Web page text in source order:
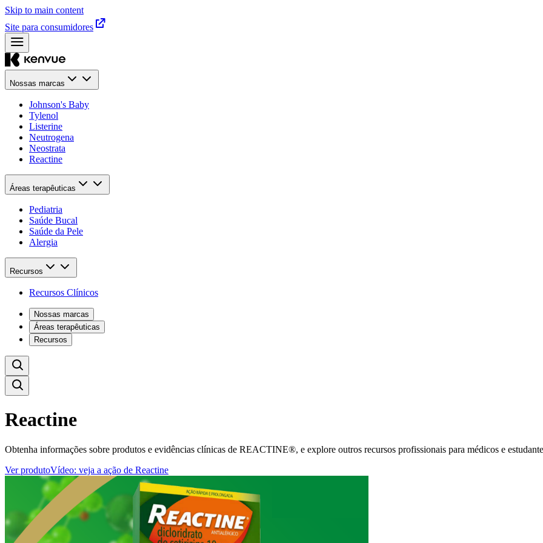
Skip to main content
Site para consumidores
Nossas marcas
Johnson's Baby
Tylenol
Listerine
Neutrogena
Neostrata
Reactine
Áreas terapêuticas
Pediatria
Saúde Bucal​
Saúde da Pele​
Alergia
Recursos
Recursos Clínicos
Nossas marcas
Áreas terapêuticas
Recursos
Reactine
Obtenha informações sobre produtos e evidências clínicas de REACTINE®, e explore outros recursos profissionais para médicos e
Ver produtoVídeo: veja a ação de Reactine